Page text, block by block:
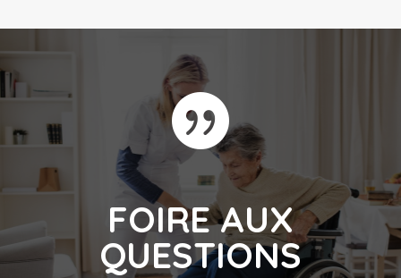

FOIRE AUX
QUESTIONS